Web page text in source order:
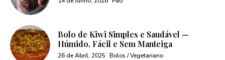
Bolo de Kiwi Simples e Saudável —
Húmido, Fácil e Sem Manteiga
26 de Abril, 2025 Bolos / Vegetariano